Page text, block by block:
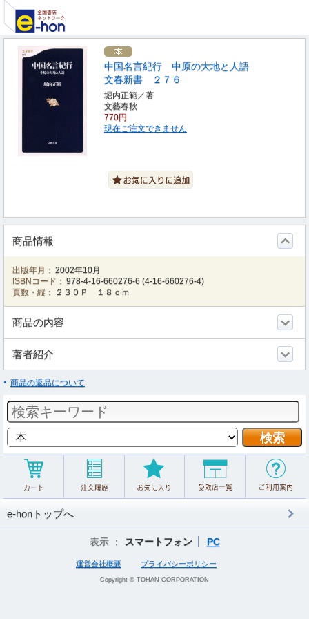
中国名言紀行 中原の大地と人語
文春新書 ２７６
堀内正範／著
文藝春秋
770円
現在ご注文できません
商品情報
出版年月： 2002年10月
ISBNコード： 978-4-16-660276-6 (4-16-660276-4)
頁数・縦：
２３０Ｐ １８ｃｍ
商品の内容
著者紹介
商品の返品について
e-honトップへ
表示 ： スマートフォン PC
運営会社概要 プライバシーポリシー
Copyright © TOHAN CORPORATION